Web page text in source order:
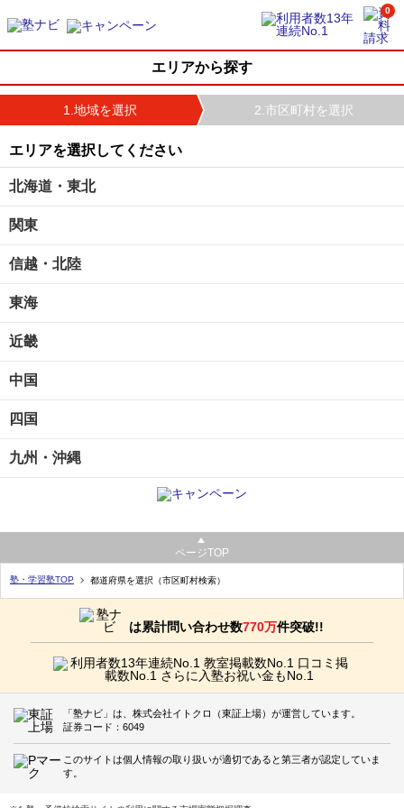
0
エリアから探す
1.地域を選択 2.市区町村を選択
エリアを選択してください
北海道・東北
関東
信越・北陸
東海
近畿
中国
四国
九州・沖縄
ページTOP
塾・学習塾TOP 都道府県を選択（市区町村検索）
は累計問い合わせ数770万件突破!!
「塾ナビ」は、株式会社イトクロ（東証上場）が運営しています。
証券コード：6049
このサイトは個人情報の取り扱いが適切であると第三者が認定していま
す。